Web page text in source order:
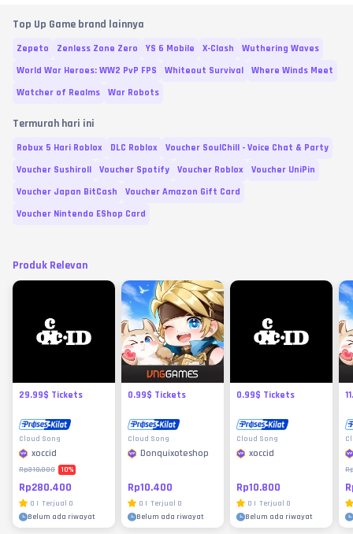
Top Up Game brand lainnya
Zepeto Zenless Zone Zero YS 6 Mobile X-Clash
Wuthering Waves
World War Heroes: WW2 PvP FPS
Whiteout Survival
Where Winds Meet
Watcher of Realms
War Robots
Termurah hari ini
Robux 5 Hari Roblox DLC Roblox
Voucher SoulChill - Voice Chat & Party
Voucher Sushiroll
Voucher Spotify Voucher Roblox
Voucher UniPin
Voucher Japan BitCash
Voucher Amazon Gift Card
Voucher Nintendo EShop Card
Produk Relevan
29.99$ Tickets
Cloud Song
xoccid
Rp310.000 10%
Rp280.400
0 | Terjual 0
Belum ada riwayat
0.99$ Tickets
Cloud Song
Donquixoteshop
Rp10.400
0 | Terjual 0
Belum ada riwayat
0.99$ Tickets
Cloud Song
xoccid
Rp10.800
0 | Terjual 0
Belum ada riwayat